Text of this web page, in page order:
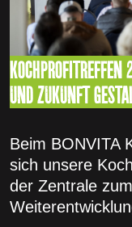
UND ZUKUNFT
Beim BONVITA
sich unsere
der Zentrale